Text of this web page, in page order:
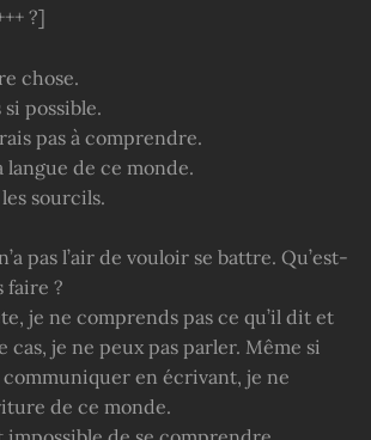
?]
chose.
possible.
pas à comprendre.
langue de ce monde.
sourcils.
pas l’air de vouloir se battre. Qu’est-
faire ?
je ne comprends pas ce qu’il dit et
cas, je ne peux pas parler. Même si
communiquer en écrivant, je ne
de ce monde.